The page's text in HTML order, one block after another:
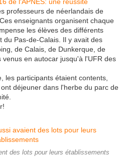
professeurs de néerlandais de
enseignants organisent chaque
les élèves des différents
du Pas-de-Calais. Il y avait des
de Calais, de Dunkerque, de
venus en autocar jusqu'à l'UFR des
les participants étaient contents,
déjeuner dans l'herbe du parc de
des lots pour leurs établissements